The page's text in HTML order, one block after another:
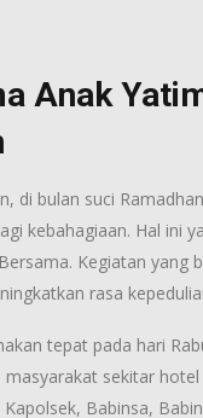
Anak
di bulan suci
kebahagiaan. Hal ini
Kegiatan
rasa
tepat pada hari
sekitar
Babinsa,